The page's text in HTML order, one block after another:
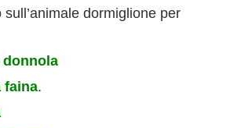
sull’animale dormiglione per
faina.